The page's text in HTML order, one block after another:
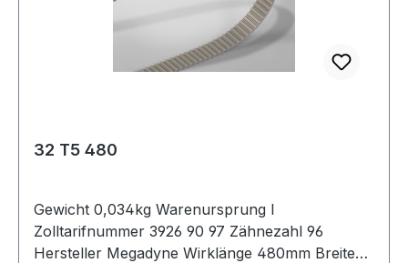
32 T5 480
Gewicht 0,034kg Warenursprung I
Zolltarifnummer 3926 90 97 Zähnezahl 96
Hersteller Megadyne Wirklänge 480mm Breite